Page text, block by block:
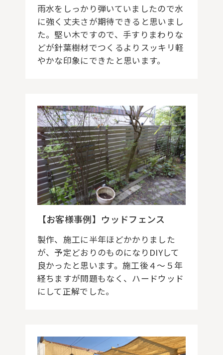
雨水をしっかり弾いていましたので水
に強く丈夫さが期待できると思いまし
た。堅い木ですので、手すりまわりな
どが針葉樹材でつくるよりスッキリ軽
やかな印象にできたと思います。
【お客様事例】ウッドフェンス
製作、施工に半年ほどかかりました
が、予定どおりのものになりDIYして
良かったと思います。施工後４～５年
経ちますが問題もなく、ハードウッド
にして正解でした。